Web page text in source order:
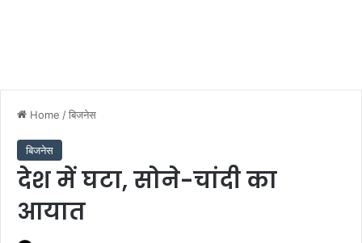
Home /बिजनेस
बिजनेस
देश में घटा, सोने-चांदी का
आयात